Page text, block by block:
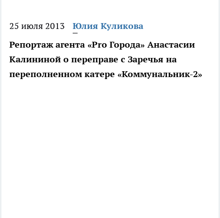
25 июля 2013
Юлия Куликова
Репортаж агента «Pro Города» Анастасии
Калининой о переправе с Заречья на
переполненном катере «Коммунальник-2»